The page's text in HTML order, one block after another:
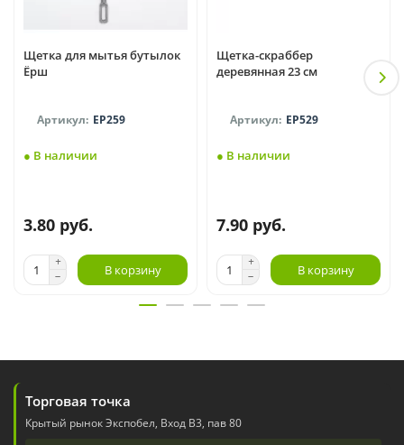
Щетка для мытья бутылок
Ёрш
EP259
● В наличии
3.80 руб.
В корзину
Щетка-скраббер
деревянная 23 см
EP529
● В наличии
7.90 руб.
В корзину
Торговая точка
Крытый рынок Экспобел, Вход В3, пав 80